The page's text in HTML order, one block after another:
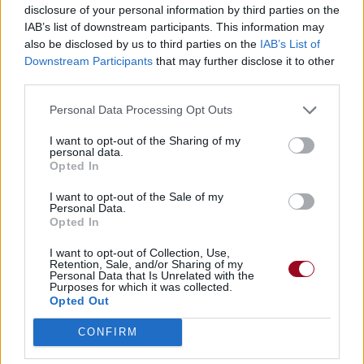
disclosure of your personal information by third parties on the
IAB’s list of downstream participants. This information may
also be disclosed by us to third parties on the IAB’s List of
Downstream Participants that may further disclose it to other
Personal Data Processing Opt Outs
I want to opt-out of the Sharing of my
personal data.
Opted In
I want to opt-out of the Sale of my
Personal Data.
Opted In
I want to opt-out of Collection, Use,
Retention, Sale, and/or Sharing of my
Personal Data that Is Unrelated with the
Purposes for which it was collected.
Opted Out
CONFIRM